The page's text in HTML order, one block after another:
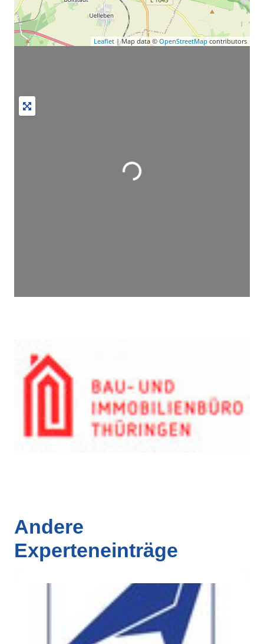
Leaflet | Map data © OpenStreetMapcontributors
Wird geladen …
Andere
Experteneinträge